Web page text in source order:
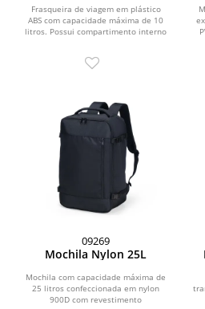
Frasqueira de viagem em plástico
ABS com capacidade máxima de 10
litros. Possui compartimento interno
09269
Mochila Nylon 25L
Mochila com capacidade máxima de
25 litros confeccionada em nylon
900D com revestimento